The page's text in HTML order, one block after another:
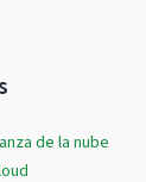
de la nube